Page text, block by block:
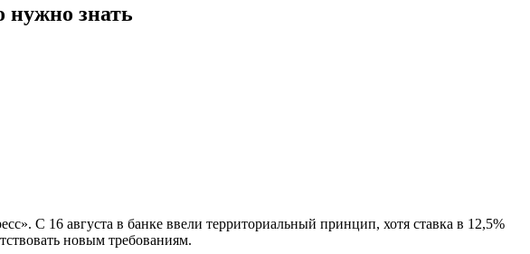
нужно знать
С 16 августа в банке ввели территориальный принцип, хотя ставка в 12,5%
новым требованиям.